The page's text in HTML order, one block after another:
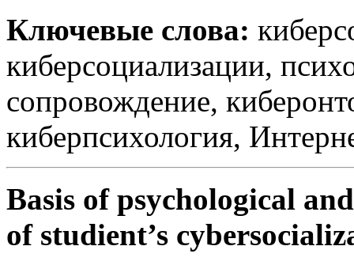
Ключевые слова:
киберсоциализации,
сопровождение,
киберпсихология,
Basis of psychological
of studient’s